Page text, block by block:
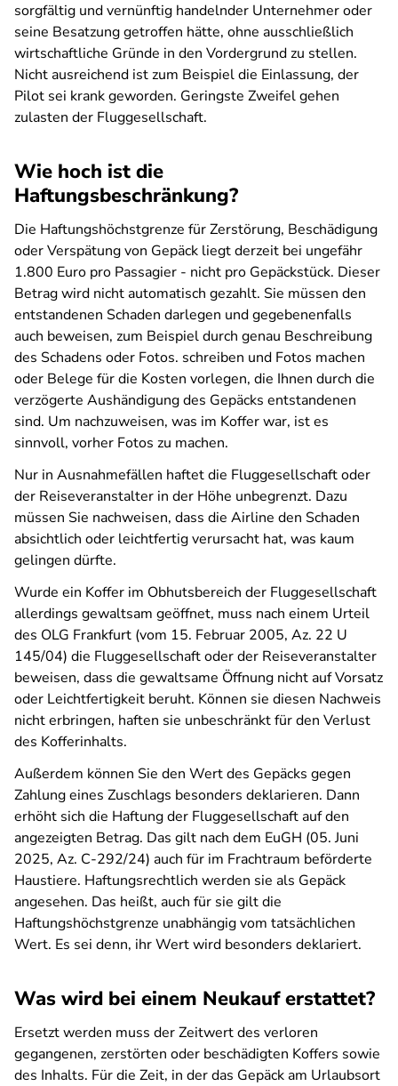
sorgfältig und vernünftig handelnder Unternehmer oder
seine Besatzung getroffen hätte, ohne ausschließlich
wirtschaftliche Gründe in den Vordergrund zu stellen.
Nicht ausreichend ist zum Beispiel die Einlassung, der
Pilot sei krank geworden. Geringste Zweifel gehen
zulasten der Fluggesellschaft.
Wie hoch ist die
Haftungsbeschränkung?
Die Haftungshöchstgrenze für Zerstörung, Beschädigung
oder Verspätung von Gepäck liegt derzeit bei ungefähr
1.800 Euro pro Passagier - nicht pro Gepäckstück. Dieser
Betrag wird nicht automatisch gezahlt. Sie müssen den
entstandenen Schaden darlegen und gegebenenfalls
auch beweisen, zum Beispiel durch genau Beschreibung
des Schadens oder Fotos. schreiben und Fotos machen
oder Belege für die Kosten vorlegen, die Ihnen durch die
verzögerte Aushändigung des Gepäcks entstandenen
sind. Um nachzuweisen, was im Koffer war, ist es
sinnvoll, vorher Fotos zu machen.
Nur in Ausnahmefällen haftet die Fluggesellschaft oder
der Reiseveranstalter in der Höhe unbegrenzt. Dazu
müssen Sie nachweisen, dass die Airline den Schaden
absichtlich oder leichtfertig verursacht hat, was kaum
gelingen dürfte.
Wurde ein Koffer im Obhutsbereich der Fluggesellschaft
allerdings gewaltsam geöffnet, muss nach einem Urteil
des OLG Frankfurt (vom 15. Februar 2005, Az. 22 U
145/04) die Fluggesellschaft oder der Reiseveranstalter
beweisen, dass die gewaltsame Öffnung nicht auf Vorsatz
oder Leichtfertigkeit beruht. Können sie diesen Nachweis
nicht erbringen, haften sie unbeschränkt für den Verlust
des Kofferinhalts.
Außerdem können Sie den Wert des Gepäcks gegen
Zahlung eines Zuschlags besonders deklarieren. Dann
erhöht sich die Haftung der Fluggesellschaft auf den
angezeigten Betrag. Das gilt nach dem EuGH (05. Juni
2025, Az. C-292/24) auch für im Frachtraum beförderte
Haustiere. Haftungsrechtlich werden sie als Gepäck
angesehen. Das heißt, auch für sie gilt die
Haftungshöchstgrenze unabhängig vom tatsächlichen
Wert. Es sei denn, ihr Wert wird besonders deklariert.
Was wird bei einem Neukauf erstattet?
Ersetzt werden muss der Zeitwert des verloren
gegangenen, zerstörten oder beschädigten Koffers sowie
des Inhalts. Für die Zeit, in der das Gepäck am Urlaubsort